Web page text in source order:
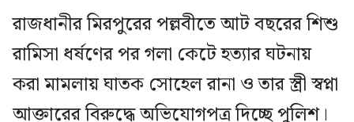
রাজধানীর মিরপুরের পল্লবীতে আট বছরের শিশু
রামিসা ধর্ষণের পর গলা কেটে হত্যার ঘটনায়
করা মামলায় ঘাতক সোহেল রানা ও তার স্ত্রী স্বপ্না
আক্তারের বিরুদ্ধে অভিযোগপত্র দিচ্ছে পুলিশ।